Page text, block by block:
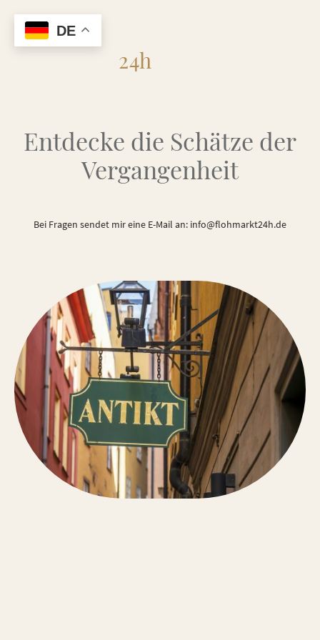
24h
Entdecke die Schätze der
Vergangenheit
Bei Fragen sendet mir eine E-Mail an: info@flohmarkt24h.de
DE